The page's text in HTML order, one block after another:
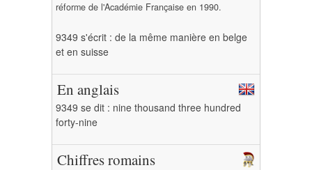
réforme de l'Académie Française en 1990.
9349 s'écrit : de la même manière en belge
et en suisse
En anglais
9349 se dit : nine thousand three hundred
forty-nine
Chiffres romains